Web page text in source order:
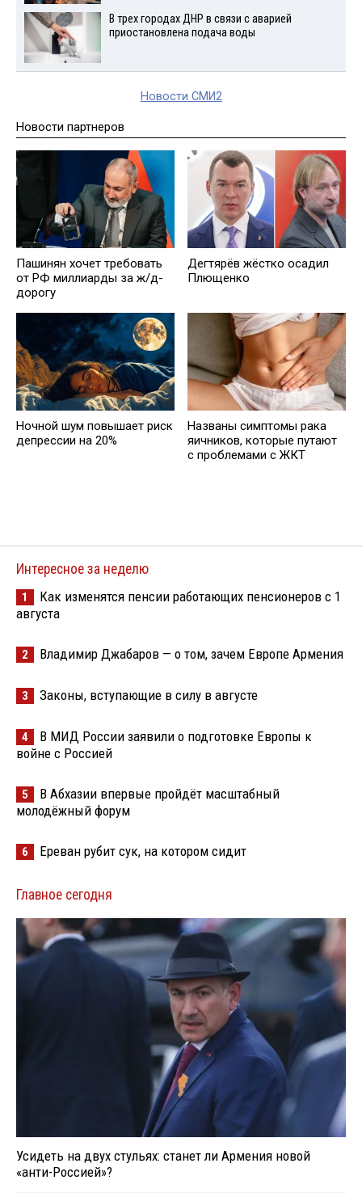
В трех городах ДНР в связи с аварией
приостановлена подача воды
Новости СМИ2
Новости партнеров
Пашинян хочет требовать
от РФ миллиарды за ж/д-
дорогу
Дегтярёв жёстко осадил
Плющенко
Ночной шум повышает риск
депрессии на 20%
Названы симптомы рака
яичников, которые путают
с проблемами с ЖКТ
Интересное за неделю
1
Как изменятся пенсии работающих пенсионеров с 1
августа
2 Владимир Джабаров — о том, зачем Европе Армения
3 Законы, вступающие в силу в августе
4
В МИД России заявили о подготовке Европы к
войне с Россией
5
В Абхазии впервые пройдёт масштабный
молодёжный форум
6 Ереван рубит сук, на котором сидит
Главное сегодня
Усидеть на двух стульях: станет ли Армения новой
«анти-Россией»?